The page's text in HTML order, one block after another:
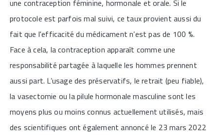
une contraception féminine, hormonale et orale. Si le
protocole est parfois mal suivi, ce taux provient aussi du
fait que l'efficacité du médicament n’est pas de 100 %.
Face à cela, la contraception apparaît comme une
responsabilité partagée à laquelle les hommes prennent
aussi part. L’usage des préservatifs, le retrait (peu fiable),
la vasectomie ou la pilule hormonale masculine sont les
moyens plus ou moins connus actuellement utilisés, mais
des scientifiques ont également annoncé le 23 mars 2022